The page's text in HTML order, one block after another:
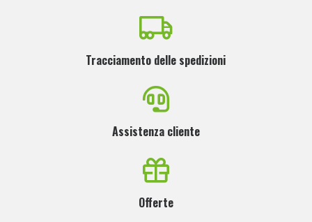
Tracciamento delle spedizioni
Assistenza cliente
Offerte